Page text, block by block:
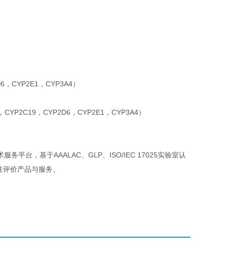
CYP2E1，CYP3A4）
，CYP2D6，CYP2E1，CYP3A4）
务平台，基于AAALAC、GLP、ISO/IEC 17025实验室认
价产品与服务。